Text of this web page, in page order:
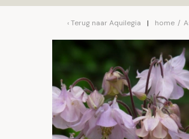
Terug naar Aquilegia home /